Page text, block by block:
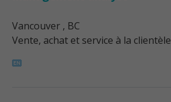
Vancouver , BC
Vente, achat et service à la clientèle